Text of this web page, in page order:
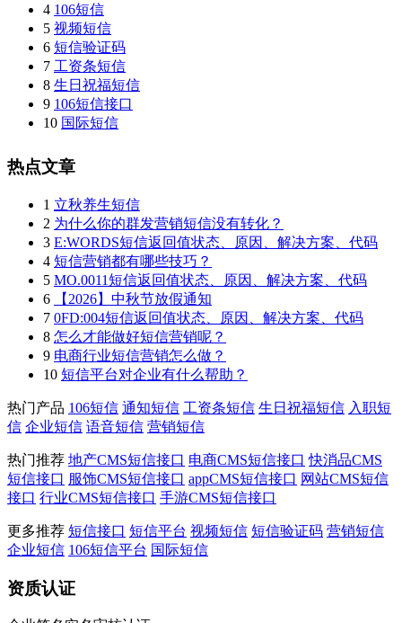
4 106短信
5 视频短信
6 短信验证码
7 工资条短信
8 生日祝福短信
9 106短信接口
10 国际短信
热点文章
1 立秋养生短信
2 为什么你的群发营销短信没有转化？
3 E:WORDS短信返回值状态、原因、解决方案、代码
4 短信营销都有哪些技巧？
5 MO.0011短信返回值状态、原因、解决方案、代码
6
【2026】中秋节放假通知
7 0FD:004短信返回值状态、原因、解决方案、代码
8 怎么才能做好短信营销呢？
9 电商行业短信营销怎么做？
10 短信平台对企业有什么帮助？
热门产品 106短信 通知短信 工资条短信 生日祝福短信 入职短
信 企业短信 语音短信 营销短信
热门推荐 地产CMS短信接口 电商CMS短信接口 快消品CMS
短信接口 服饰CMS短信接口 appCMS短信接口 网站CMS短信
接口 行业CMS短信接口 手游CMS短信接口
更多推荐 短信接口 短信平台 视频短信 短信验证码 营销短信
企业短信 106短信平台 国际短信
资质认证